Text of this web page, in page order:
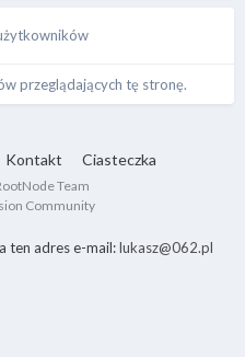
przeglądających tę stronę.
Kontakt Ciasteczka
Team
Community
ten adres e-mail:lukasz@062.pl